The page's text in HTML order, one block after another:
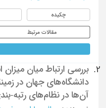
چکیده
مقالات مرتبط
2.
بررسی ارتباط میان میزان
دانشگاه‌های جهان در
آن‌ها در نظام‌های رتبه-